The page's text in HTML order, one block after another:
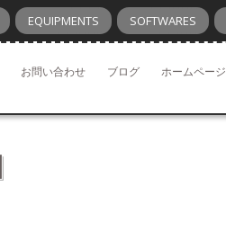
EQUIPMENTS SOFTWARES
お問い合わせ ブログ ホームページ